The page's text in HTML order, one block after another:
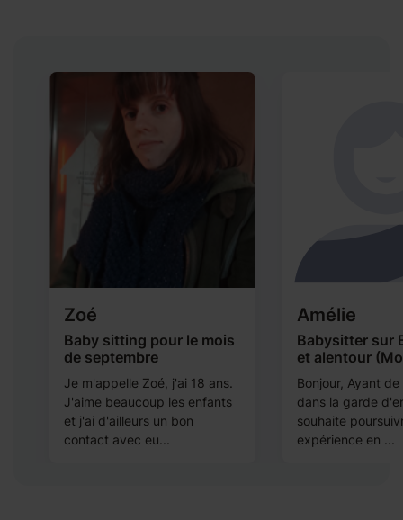
Zoé
Baby sitting pour le mois
de septembre
Je m'appelle Zoé, j'ai 18 ans.
J'aime beaucoup les enfants
et j'ai d'ailleurs un bon
contact avec eu...
Amélie
Babysitter sur
et alentour
Bonjour, Ayant de
dans la garde
souhaite
expérience en ...